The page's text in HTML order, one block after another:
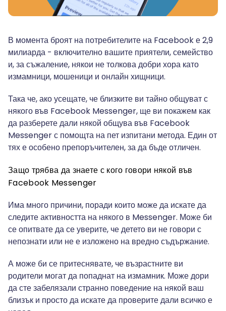
В момента броят на потребителите на Facebook е 2,9
милиарда - включително вашите приятели, семейство
и, за съжаление, някои не толкова добри хора като
измамници, мошеници и онлайн хищници.
Така че, ако усещате, че близките ви тайно общуват с
някого във Facebook Messenger, ще ви покажем как
да разберете дали някой общува във Facebook
Messenger с помощта на пет изпитани метода. Един от
тях е особено препоръчителен, за да бъде отличен.
Защо трябва да знаете с кого говори някой във
Facebook Messenger
Има много причини, поради които може да искате да
следите активността на някого в Messenger. Може би
се опитвате да се уверите, че детето ви не говори с
непознати или не е изложено на вредно съдържание.
А може би се притеснявате, че възрастните ви
родители могат да попаднат на измамник. Може дори
да сте забелязали странно поведение на някой ваш
близък и просто да искате да проверите дали всичко е